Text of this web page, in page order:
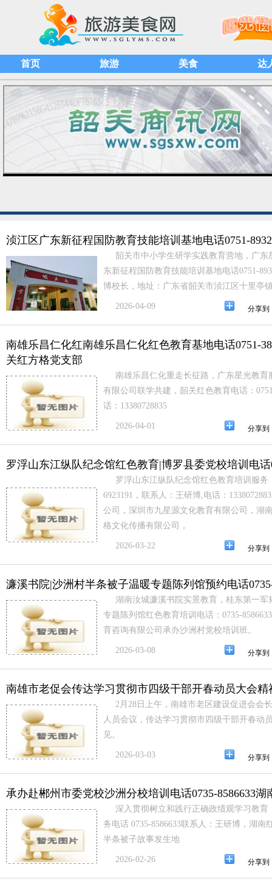
首页 旅游 美食 达
浈江区广东新征程国防教育技能培训基地电话0751-
韶关市中小学生研学实践教育营地，广
东新征程国防教育技能培训基地电话0751-
博校长，地址：广东省韶关市浈江区十里亭
2026-04-09 分享到
南雄乐昌仁化红南雄乐昌仁化红色教育基地电话0751-
关红方格党支部
南雄乐昌仁化重走长征路，广东星光教
有限公司联学共建，韶关红色教育电话：
话：13380728835
2026-04-01 分享到
罗浮山东江纵队纪念馆红色教育|博罗县委党校培训电话
罗浮山东江纵队纪念馆红色教育培训服务
6923191，联系人：王研博,电话：
公司，深圳市九星源文化教育有限公司，湖
格文化传播有限公司，
2026-03-22 分享到
濂溪书院|沙洲村半条被子温暖专题陈列馆预约电话
湖南汝城濂溪书院实景教育，桂东第一
专题陈列馆红色教育培训电话：0735-
育咨询有限公司承办沙洲村党校培训班。
2026-03-08 分享到
南雄市老促会传达学习贯彻市四级干部开春动员大会
2月28日上午，南雄市老区建设促进会会
人员会议，传达学习贯彻市四级干部开春动
见。
2026-03-03 分享到
承办赴郴州市委党校沙洲分校培训电话0735-8586633湖
深入贯彻树立和践行正确政绩观学习教
务电话 0735-8586633联系人：王研博，湖
半条被子故事发生地
2026-02-26 分享到